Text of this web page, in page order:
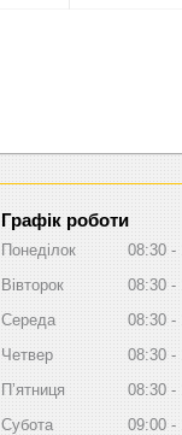
Графік роботи
Понеділок 08:30
Вівторок
08:30
Середа
08:30
Четвер
08:30
Пʼятниця
08:30
Субота
09:00